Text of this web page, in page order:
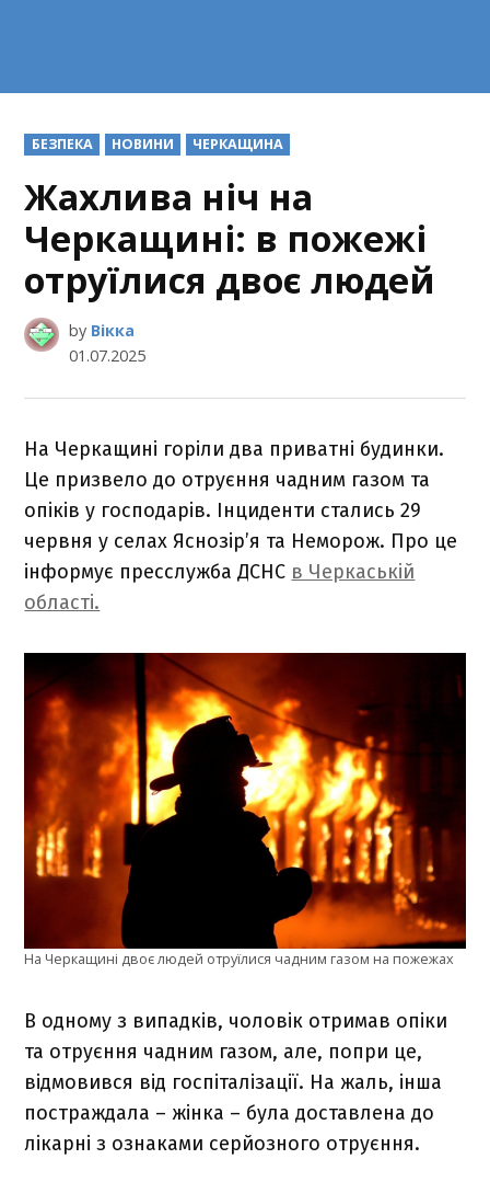
POSTED
IN
БЕЗПЕКА НОВИНИ ЧЕРКАЩИНА
Жахлива ніч на
Черкащині: в пожежі
отруїлися двоє людей
by Вікка
01.07.2025
На Черкащині горіли два приватні будинки.
Це призвело до отруєння чадним газом та
опіків у господарів. Інциденти стались 29
червня у селах Яснозір’я та Неморож. Про це
інформує пресслужба ДСНС в Черкаській
області.
На Черкащині двоє людей отруїлися чадним газом на пожежах
В одному з випадків, чоловік отримав опіки
та отруєння чадним газом, але, попри це,
відмовився від госпіталізації. На жаль, інша
постраждала – жінка – була доставлена до
лікарні з ознаками серйозного отруєння.